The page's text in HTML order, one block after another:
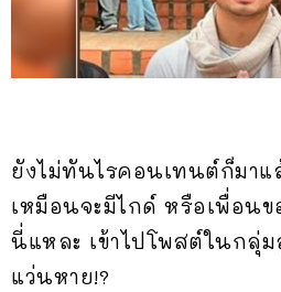
ยังไม่ทันไรคอนเทนต์ก็มาแ
เหมือนจะมีไกด์ หรือเพื่อน
นี่แหละ เข้าไปโพสต์ในกลุ่ม
แว่นหาย!?